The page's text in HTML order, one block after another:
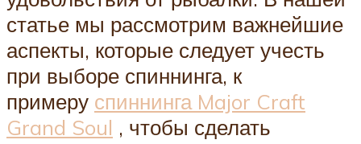
статье мы рассмотрим важнейшие
аспекты, которые следует учесть
при выборе спиннинга, к
примеру спиннинга Major Craft
Grand Soul , чтобы сделать